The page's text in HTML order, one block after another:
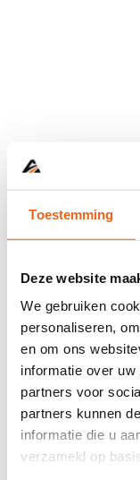
Toestemming
Deze website
We gebruiken
personaliseren,
en om ons
informatie over
partners voor
partners kunnen
informatie die u
verzameld op
Application error: a
loading